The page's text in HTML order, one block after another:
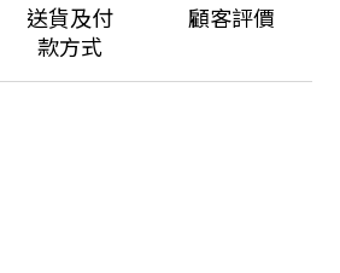
送貨及付
款方式
顧客評價